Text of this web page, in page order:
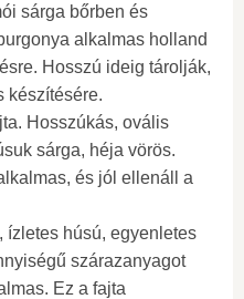
sárga bőrben és
alkalmas holland
Hosszú ideig tárolják,
készítésére.
Hosszúkás, ovális
sárga, héja vörös.
és jól ellenáll a
ízletes húsú, egyenletes
szárazanyagot
Ez a fajta